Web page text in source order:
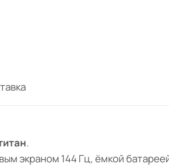
.
экраном 144 Гц, ёмкой